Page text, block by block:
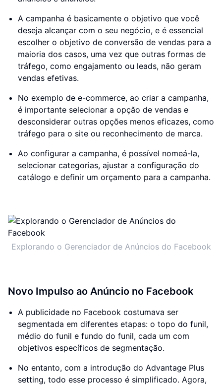
A campanha é basicamente o objetivo que você
deseja alcançar com o seu negócio, e é essencial
escolher o objetivo de conversão de vendas para a
maioria dos casos, uma vez que outras formas de
tráfego, como engajamento ou leads, não geram
vendas efetivas.
No exemplo de e-commerce, ao criar a campanha,
é importante selecionar a opção de vendas e
desconsiderar outras opções menos eficazes, como
tráfego para o site ou reconhecimento de marca.
Ao configurar a campanha, é possível nomeá-la,
selecionar categorias, ajustar a configuração do
catálogo e definir um orçamento para a campanha.
Explorando o Gerenciador de Anúncios do Facebook
Novo Impulso ao Anúncio no Facebook
A publicidade no Facebook costumava ser
segmentada em diferentes etapas: o topo do funil,
médio do funil e fundo do funil, cada um com
objetivos específicos de segmentação.
No entanto, com a introdução do Advantage Plus
setting, todo esse processo é simplificado. Agora,